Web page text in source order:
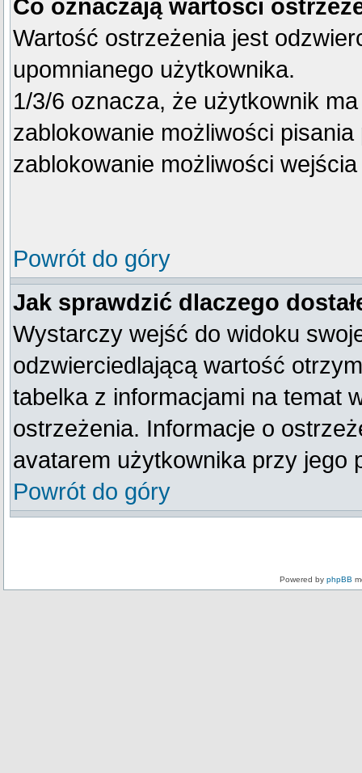
Co oznaczają wartości
Wartość ostrzeżenia jest
upomnianego użytkownika.
1/3/6 oznacza, że użytkownik
zablokowanie możliwości
zablokowanie możliwości
Powrót do góry
Jak sprawdzić dlaczego
Wystarczy wejść do widoku
odzwierciedlającą wartość
tabelka z informacjami na temat
ostrzeżenia. Informacje o
avatarem użytkownika przy jego
Powrót do góry
Powered by phpBB